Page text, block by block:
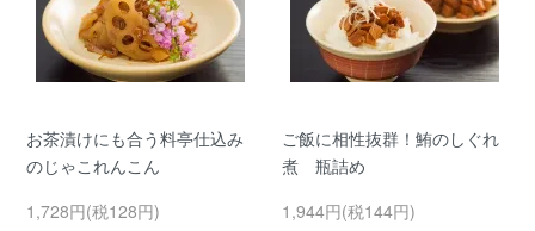
お茶漬けにも合う料亭仕込み
のじゃこれんこん
1,728円(税128円)
ご飯に相性抜群！鮪のしぐれ
煮 瓶詰め
1,944円(税144円)